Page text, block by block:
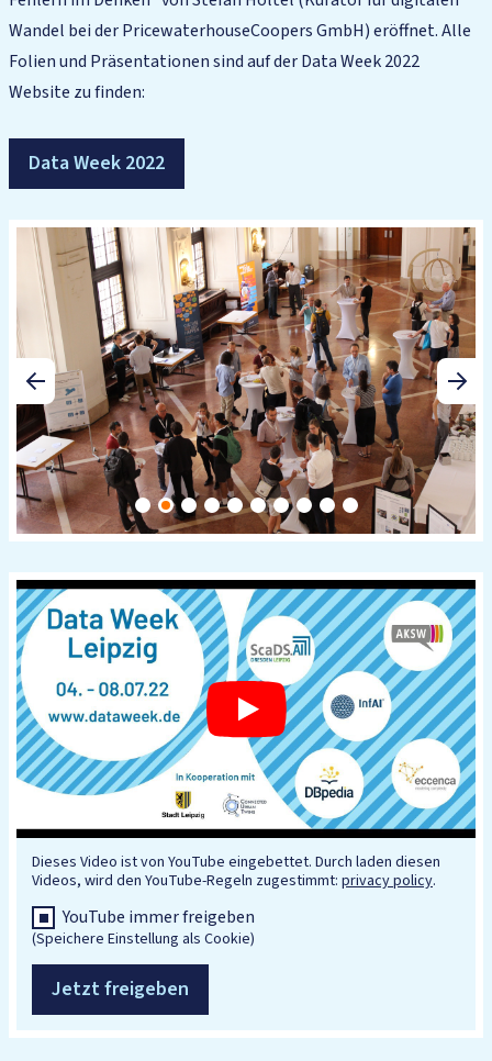
Wandel bei der PricewaterhouseCoopers GmbH) eröffnet. Alle
Folien und Präsentationen sind auf der Data Week 2022
Website zu finden:
Data Week 2022
Dieses Video ist von YouTube eingebettet. Durch laden diesen
Videos, wird den YouTube-Regeln zugestimmt: privacy policy.
YouTube immer freigeben
(Speichere Einstellung als Cookie)
Jetzt freigeben